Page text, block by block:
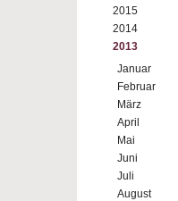
2015
2014
2013
Januar
Februar
März
April
Mai
Juni
Juli
August